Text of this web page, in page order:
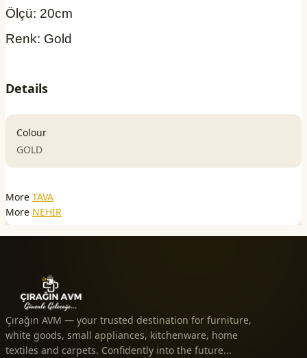
Ölçü: 20cm
Renk: Gold
Details
Colour
GOLD
More TAVA
More NEHİR
Çırağın AVM — your trusted destination for furniture,
white goods, small appliances, kitchenware, home
textiles and carpets. Confidently into the future...